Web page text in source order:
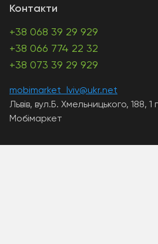
Контакти
+38 068 39 29 929
+38 066 774 22 32
+38 073 39 29 929
mobimarket_lviv@ukr.net
Львів, вул.Б. Хмельницького, 188, 1
Мобімаркет